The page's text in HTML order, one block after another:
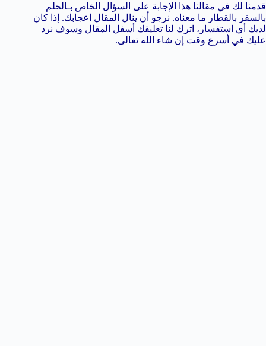
قدمنا لك في مقالنا هذا الإجابة على السؤال الخاص بـالحلم
بالسفر بالقطار ما معناه. نرجو أن ينال المقال اعجابك. إذا كان
لديك أي استفسار، اترك لنا تعليقك أسفل المقال وسوف نرد
عليك في أسرع وقت إن شاء الله تعالى.